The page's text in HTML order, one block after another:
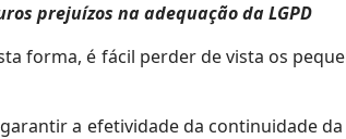
prejuízos na adequação da LGPD
forma, é fácil perder de vista os
a efetividade da continuidade da